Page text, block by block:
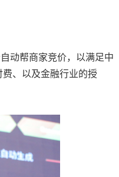
动帮商家竞价，以满足中
、以及金融行业的授